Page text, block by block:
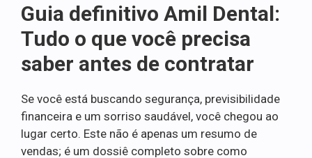
Guia definitivo Amil Dental:
Tudo o que você precisa
saber antes de contratar
Se você está buscando segurança, previsibilidade
financeira e um sorriso saudável, você chegou ao
lugar certo. Este não é apenas um resumo de
vendas; é um dossiê completo sobre como